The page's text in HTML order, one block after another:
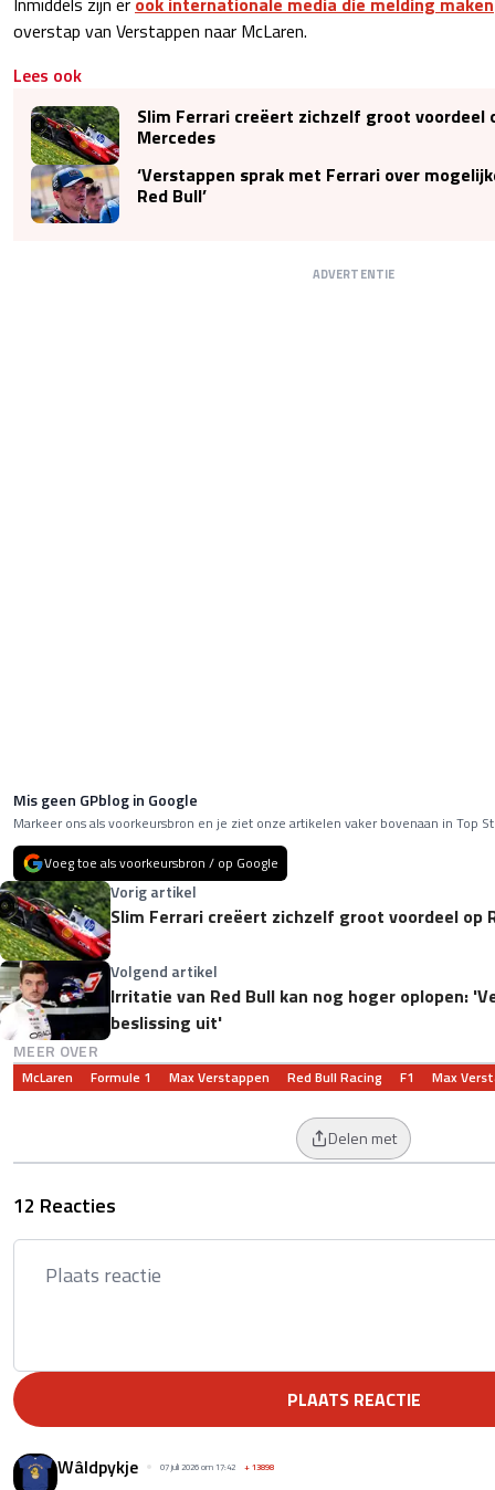
overstap van Verstappen naar McLaren.
Lees ook
Slim Ferrari creëert zichzelf groot voordeel
Mercedes
‘Verstappen sprak met Ferrari over
Red Bull’
ADVERTENTIE
Mis geen GPblog in Google
Markeer ons als voorkeursbron en je ziet onze artikelen vaker bovenaan in Top
Voeg toe als voorkeursbron / op Google
Vorig artikel
Slim Ferrari creëert zichzelf groot voordeel op
Volgend artikel
Irritatie van Red Bull kan nog hoger oplopen:
beslissing uit'
MEER OVER
McLaren Formule 1 Max Verstappen Red Bull Racing F1 Max
Delen met
12 Reacties
PLAATS REACTIE
Wâldpykje 07 juli 2026 om 17:42 +13898